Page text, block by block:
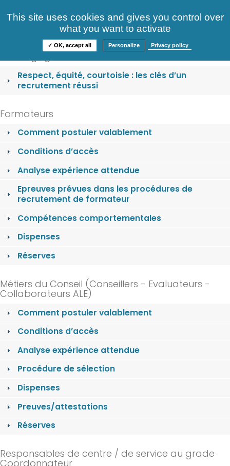
Consultez nos offres
FAQ
Informations
S'identifier
Respect, équité, courtoisie : les clés d’un
recrutement réussi
Formateurs
Comment postuler valablement
Conditions d’accès
Analyse expérience attendue
Epreuves prévues dans les procédures de
recrutement de formateur
Compétences comportementales
Dispenses
Réserves
Métiers du Conseil (Conseillers - Evaluateurs -
Collaborateurs ALE)
Comment postuler valablement
Conditions d’accès
Analyse expérience attendue
Procédure de sélection
Dispenses
Preuves/attestations
Réserves
Responsables de centre / de service au grade
Coordonnateur
This site uses cookies and gives you control over
what you want to activate
✓ OK, accept all Personalize Privacy policy